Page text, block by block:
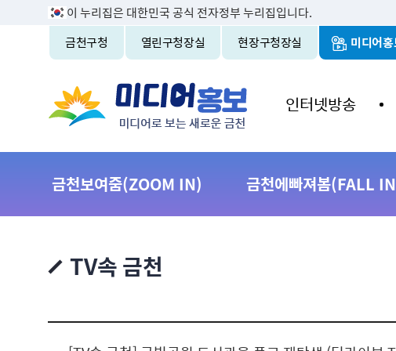
이 누리집은 대한민국 공식 전자정부 누리집입니다.
금천구청
열린구청장실 현장구청장실 미디어
인터넷방송
금천보여줌(ZOOM IN) 금천에빠져봄(FALL
TV속 금천